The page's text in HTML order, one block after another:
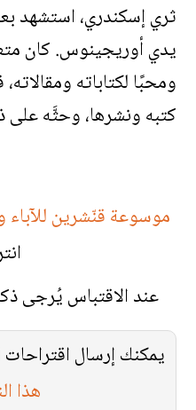
ثري إسكندري، استشهد
يدي أوريجينوس. كان
ومحبًا لكتاباته
كتبه ونشرها، وحثَّه على
موسوعة قنّشرين للآباء
عند الاقتباس يُرجى
يمكنك إرسال
هذا